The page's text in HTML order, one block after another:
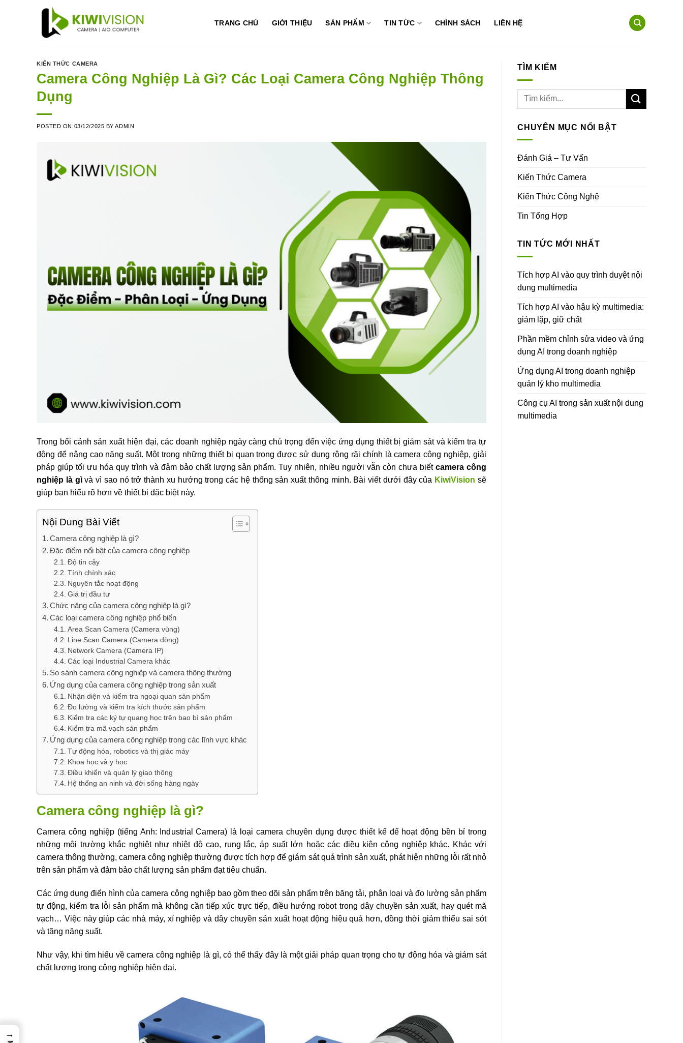
TRANG CHỦ GIỚI THIỆU SẢN PHẨM TIN TỨC CHÍNH SÁCH LIÊN HỆ
KIẾN THỨC CAMERA
Camera Công Nghiệp Là Gì? Các Loại Camera Công Nghiệp Thông
Dụng
POSTED ON 03/12/2025 BYADMIN
Trong bối cảnh sản xuất hiện đại, các doanh nghiệp ngày càng chú trọng đến việc ứng dụng thiết bị giám sát và kiểm tra tự
động để nâng cao năng suất. Một trong những thiết bị quan trọng được sử dụng rộng rãi chính là camera công nghiệp, giải
pháp giúp tối ưu hóa quy trình và đảm bảo chất lượng sản phẩm. Tuy nhiên, nhiều người vẫn còn chưa biếtcamera công
nghiệp là gìvà vì sao nó trở thành xu hướng trong các hệ thống sản xuất thông minh. Bài viết dưới đây của KiwiVision sẽ
giúp bạn hiểu rõ hơn về thiết bị đặc biệt này.
Nội Dung Bài Viết
Camera công nghiệp là gì?
Đặc điểm nổi bật của camera công nghiệp
Độ tin cậy
Tính chính xác
Nguyên tắc hoạt động
Giá trị đầu tư
Chức năng của camera công nghiệp là gì?
Các loại camera công nghiệp phổ biến
Area Scan Camera (Camera vùng)
Line Scan Camera (Camera dòng)
Network Camera (Camera IP)
Các loại Industrial Camera khác
So sánh camera công nghiệp và camera thông thường
Ứng dụng của camera công nghiệp trong sản xuất
Nhận diện và kiểm tra ngoại quan sản phẩm
Đo lường và kiểm tra kích thước sản phẩm
Kiểm tra các ký tự quang học trên bao bì sản phẩm
Kiểm tra mã vạch sản phẩm
Ứng dụng của camera công nghiệp trong các lĩnh vực khác
Tự động hóa, robotics và thị giác máy
Khoa học và y học
Điều khiển và quản lý giao thông
Hệ thống an ninh và đời sống hàng ngày
Camera công nghiệp là gì?
Camera công nghiệp (tiếng Anh: Industrial Camera) là loại camera chuyên dụng được thiết kế để hoạt động bền bỉ trong
những môi trường khắc nghiệt như nhiệt độ cao, rung lắc, áp suất lớn hoặc các điều kiện công nghiệp khác. Khác với
camera thông thường, camera công nghiệp thường được tích hợp để giám sát quá trình sản xuất, phát hiện những lỗi rất nhỏ
trên sản phẩm và đảm bảo chất lượng sản phẩm đạt tiêu chuẩn.
Các ứng dụng điển hình của camera công nghiệp bao gồm theo dõi sản phẩm trên băng tải, phân loại và đo lường sản phẩm
tự động, kiểm tra lỗi sản phẩm mà không cần tiếp xúc trực tiếp, điều hướng robot trong dây chuyền sản xuất, hay quét mã
vạch… Việc này giúp các nhà máy, xí nghiệp và dây chuyền sản xuất hoạt động hiệu quả hơn, đồng thời giảm thiểu sai sót
và tăng năng suất.
Như vậy, khi tìm hiểu về camera công nghiệp là gì, có thể thấy đây là một giải pháp quan trọng cho tự động hóa và giám sát
chất lượng trong công nghiệp hiện đại.
TÌM KIẾM
CHUYÊN MỤC NỔI BẬT
Đánh Giá – Tư Vấn
Kiến Thức Camera
Kiến Thức Công Nghệ
Tin Tổng Hợp
TIN TỨC MỚI NHẤT
Tích hợp AI vào quy trình duyệt nội
dung multimedia
Tích hợp AI vào hậu kỳ multimedia:
giảm lặp, giữ chất
Phần mềm chỉnh sửa video và ứng
dụng AI trong doanh nghiệp
Ứng dụng AI trong doanh nghiệp
quản lý kho multimedia
Công cụ AI trong sản xuất nội dung
multimedia
→